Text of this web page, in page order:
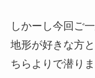
しかーし今回ご
地形が好きな方
ちらよりで潜りま